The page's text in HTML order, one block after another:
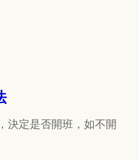
決定是否開班，如不開